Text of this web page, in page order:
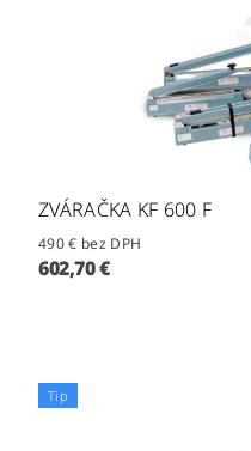
ZVÁRAČKA KF 600 F
490 € bez DPH
602,70 €
Tip